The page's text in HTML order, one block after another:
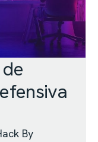
By